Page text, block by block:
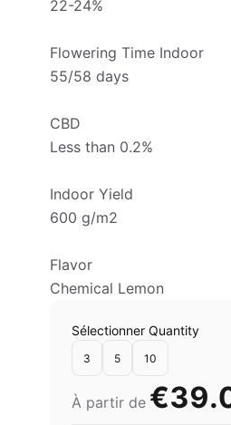
22-24%
Flowering Time Indoor
55/58 days
CBD
Less than 0.2%
Indoor Yield
600 g/m2
Flavor
Chemical Lemon
Sélectionner Quantity
3 5 10
À partir de